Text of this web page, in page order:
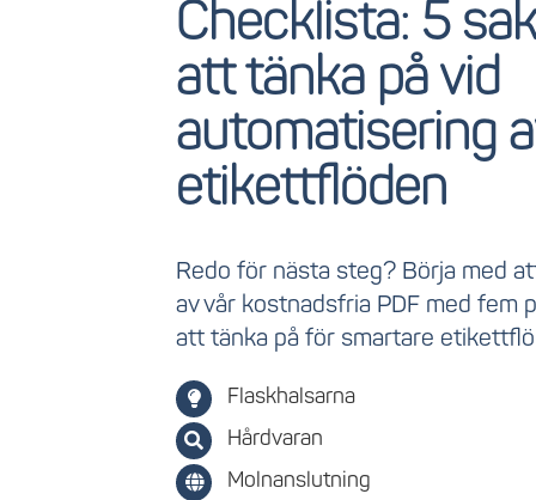
Checklista: 5
att tänka på vid
automatisering
etikettflöden
Redo för nästa steg? Börja med
av vår kostnadsfria PDF med fem
att tänka på för smartare
Flaskhalsarna
Hårdvaran
Molnanslutning